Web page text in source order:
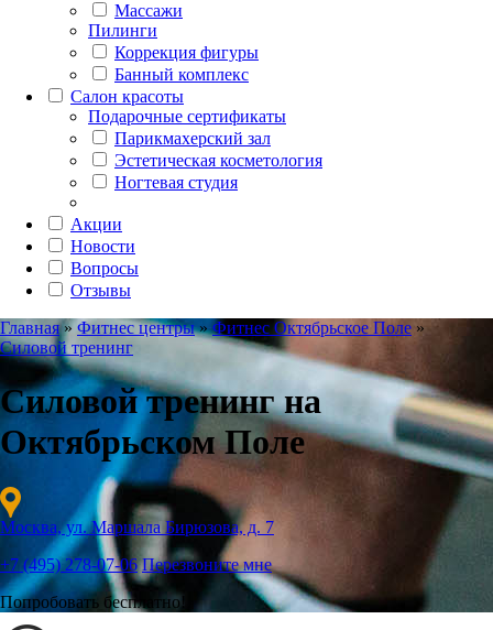
Массажи
Пилинги
Коррекция фигуры
Банный комплекс
Салон красоты
Подарочные сертификаты
Парикмахерский зал
Эстетическая косметология
Ногтевая студия
Акции
Новости
Вопросы
Отзывы
Главная »Фитнес центры »Фитнес Октябрьское Поле »
Силовой тренинг
Силовой тренинг на
Октябрьском Поле
Москва, ул. Маршала Бирюзова, д. 7
+7 (495) 278-07-06 Перезвоните мне
Попробовать бесплатно!